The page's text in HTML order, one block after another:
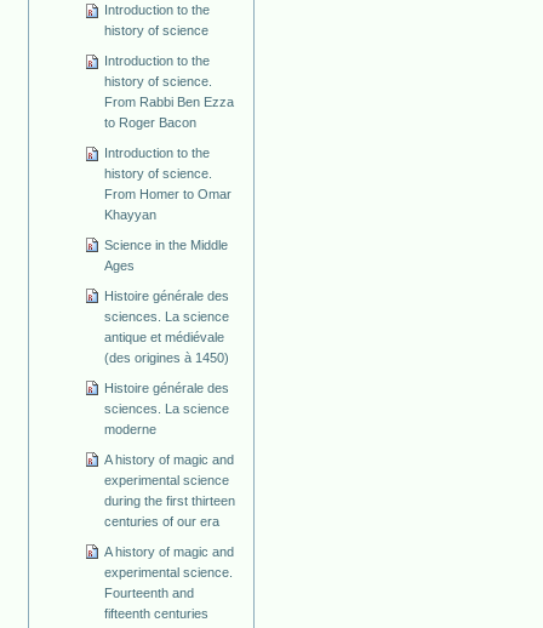
Introduction to the
history of science
Introduction to the
history of science.
From Rabbi Ben Ezza
to Roger Bacon
Introduction to the
history of science.
From Homer to Omar
Khayyan
Science in the Middle
Ages
Histoire générale des
sciences. La science
antique et médiévale
(des origines à 1450)
Histoire générale des
sciences. La science
moderne
A history of magic and
experimental science
during the first thirteen
centuries of our era
A history of magic and
experimental science.
Fourteenth and
fifteenth centuries